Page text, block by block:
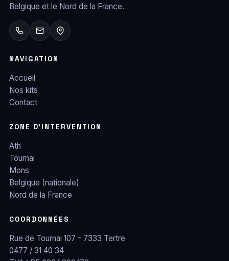
Belgique et le Nord de la France.
NAVIGATION
Accueil
Nos kits
Contact
ZONE D’INTERVENTION
Ath
Tournai
Mons
Belgique (nationale)
Nord de la France
COORDONNÉES
Rue de Tournai 107 - 7333 Tertre
0477 / 31 40 34